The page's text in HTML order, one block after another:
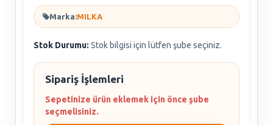
Marka:MILKA
Stok Durumu: Stok bilgisi için lütfen şube seçiniz.
Sipariş İşlemleri
Sepetinize ürün eklemek için önce şube
seçmelisiniz.